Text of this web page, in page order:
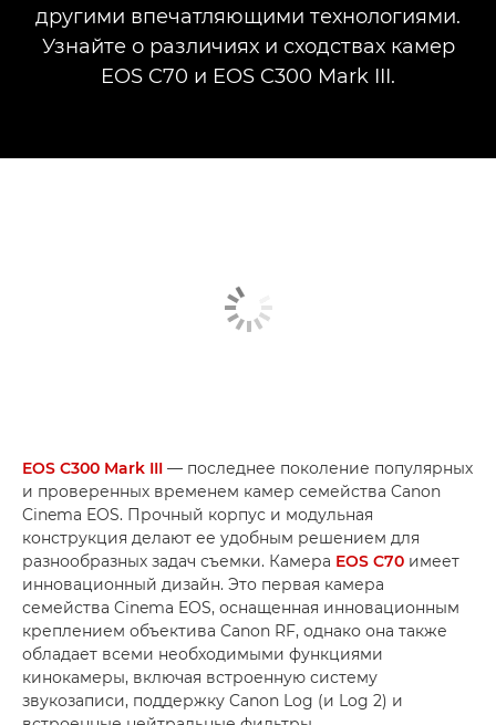
другими впечатляющими технологиями.
Узнайте о различиях и сходствах камер
EOS C70 и EOS C300 Mark III.
EOS C300 Mark III — последнее поколение популярных
и проверенных временем камер семейства Canon
Cinema EOS. Прочный корпус и модульная
конструкция делают ее удобным решением для
разнообразных задач съемки. Камера EOS C70 имеет
инновационный дизайн. Это первая камера
семейства Cinema EOS, оснащенная инновационным
креплением объектива Canon RF, однако она также
обладает всеми необходимыми функциями
кинокамеры, включая встроенную систему
звукозаписи, поддержку Canon Log (и Log 2) и